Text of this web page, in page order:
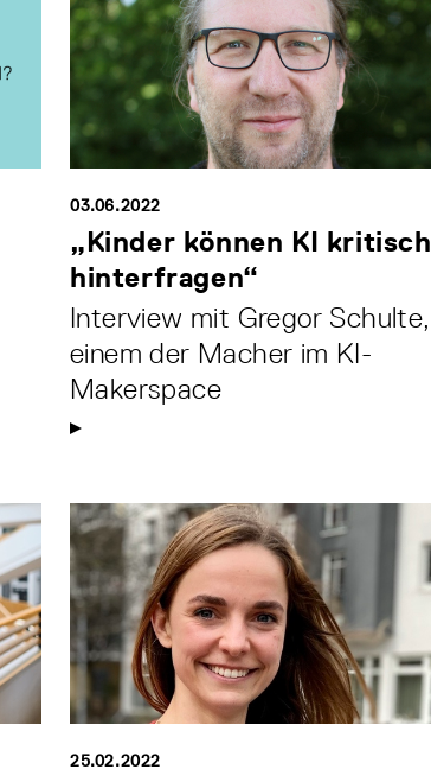
03.06.2022
„Kinder können KI kritisch
hinterfragen“
Interview mit Gregor Schulte,
einem der Macher im KI-
Makerspace
25.02.2022